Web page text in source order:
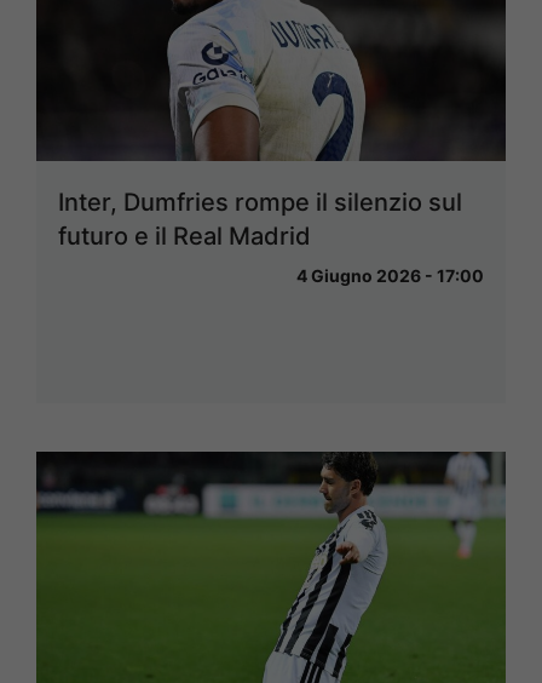
Inter, Dumfries rompe il silenzio sul
futuro e il Real Madrid
4 Giugno 2026 - 17:00